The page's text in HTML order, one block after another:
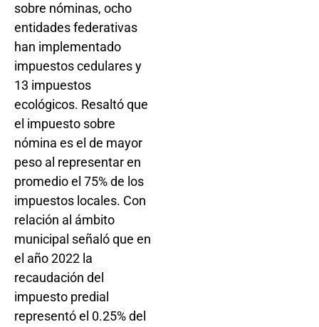
sobre nóminas, ocho
entidades federativas
han implementado
impuestos cedulares y
13 impuestos
ecológicos. Resaltó que
el impuesto sobre
nómina es el de mayor
peso al representar en
promedio el 75% de los
impuestos locales. Con
relación al ámbito
municipal señaló que en
el año 2022 la
recaudación del
impuesto predial
representó el 0.25% del